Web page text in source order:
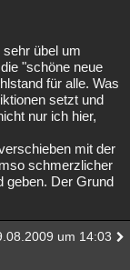
übel um
"schöne neue
für alle. Was
setzt und
nur ich hier,
mit der
schmerzlicher
geben. Der Grund
um 14:03